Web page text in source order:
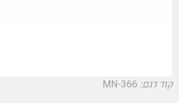
קוד דגם: MN-366